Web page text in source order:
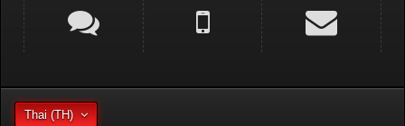
Thai (TH)